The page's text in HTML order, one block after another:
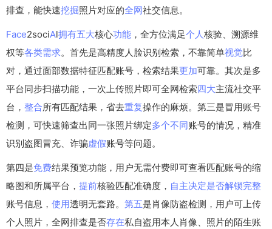
排查，能快速挖掘照片对应的全网社交信息。
Face2sociAl拥有五大核心功能 ，全方位满足个人核验、溯源维
权等各类需求。首先是高精度人脸识别检索，不靠简单视觉比
对，通过面部数据特征匹配账号，检索结果更加可靠。其次是多
平台同步扫描功能，一次上传照片即可全网检索四大主流社交平
台， 整合所有匹配结果，省去重复操作的麻烦。第三是冒用账号
检测，可快速筛查出同一张照片绑定多个不同账号的情况，精准
识别盗图冒充、诈骗虚假账号等问题。
第四是免费结果预览功能，用户无需付费即可查看匹配账号的缩
略图和所属平台， 提前核验匹配准确度， 自主决定是否解锁完整
账号信息， 使用透明无套路。 第五是肖像防盗检测，用户可上传
个人照片，全网排查是否存在私自盗用本人肖像、照片的陌生账